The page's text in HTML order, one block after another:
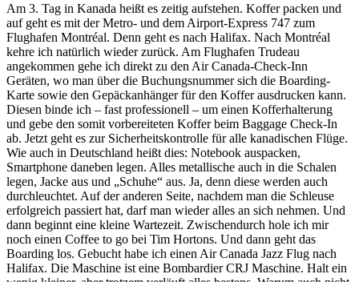
Am 3. Tag in Kanada heißt es zeitig aufstehen. Koffer packen und
auf geht es mit der Metro- und dem Airport-Express 747 zum
Flughafen Montréal. Denn geht es nach Halifax. Nach Montréal
kehre ich natürlich wieder zurück. Am Flughafen Trudeau
angekommen gehe ich direkt zu den Air Canada-Check-Inn
Geräten, wo man über die Buchungsnummer sich die Boarding-
Karte sowie den Gepäckanhänger für den Koffer ausdrucken kann.
Diesen binde ich – fast professionell – um einen Kofferhalterung
und gebe den somit vorbereiteten Koffer beim Baggage Check-In
ab. Jetzt geht es zur Sicherheitskontrolle für alle kanadischen Flüge.
Wie auch in Deutschland heißt dies: Notebook auspacken,
Smartphone daneben legen. Alles metallische auch in die Schalen
legen, Jacke aus und „Schuhe“ aus. Ja, denn diese werden auch
durchleuchtet. Auf der anderen Seite, nachdem man die Schleuse
erfolgreich passiert hat, darf man wieder alles an sich nehmen. Und
dann beginnt eine kleine Wartezeit. Zwischendurch hole ich mir
noch einen Coffee to go bei Tim Hortons. Und dann geht das
Boarding los. Gebucht habe ich einen Air Canada Jazz Flug nach
Halifax. Die Maschine ist eine Bombardier CRJ Maschine. Halt ein